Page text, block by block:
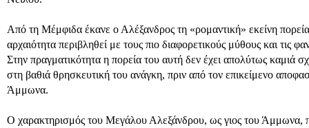
Από τη Μέμφιδα έκανε ο Αλέξανδρος τη «ρομαντική» εκείνη
αρχαιότητα περιβληθεί με τους πιο διαφορετικούς μύθους και τις
Στην πραγματικότητα η πορεία του αυτή δεν έχει απολύτως καμιά
στη βαθιά θρησκευτική του ανάγκη, πριν από τον επικείμενο
Άμμωνα.
Ο χαρακτηρισμός του Μεγάλου Αλεξάνδρου, ως γιος του Άμμωνα,